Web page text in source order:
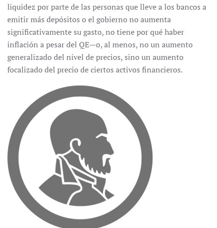
liquidez por parte de las personas que lleve a los bancos a
emitir más depósitos o el gobierno no aumenta
significativamente su gasto, no tiene por qué haber
inflación a pesar del QE—o, al menos, no un aumento
generalizado del nivel de precios, sino un aumento
focalizado del precio de ciertos activos financieros.